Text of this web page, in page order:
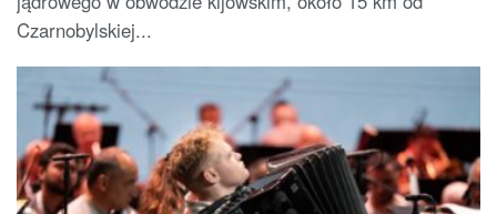
Czarnobylskiej...